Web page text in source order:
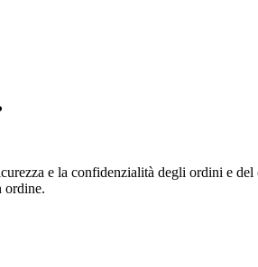
e la confidenzialità degli ordini e
ordine.